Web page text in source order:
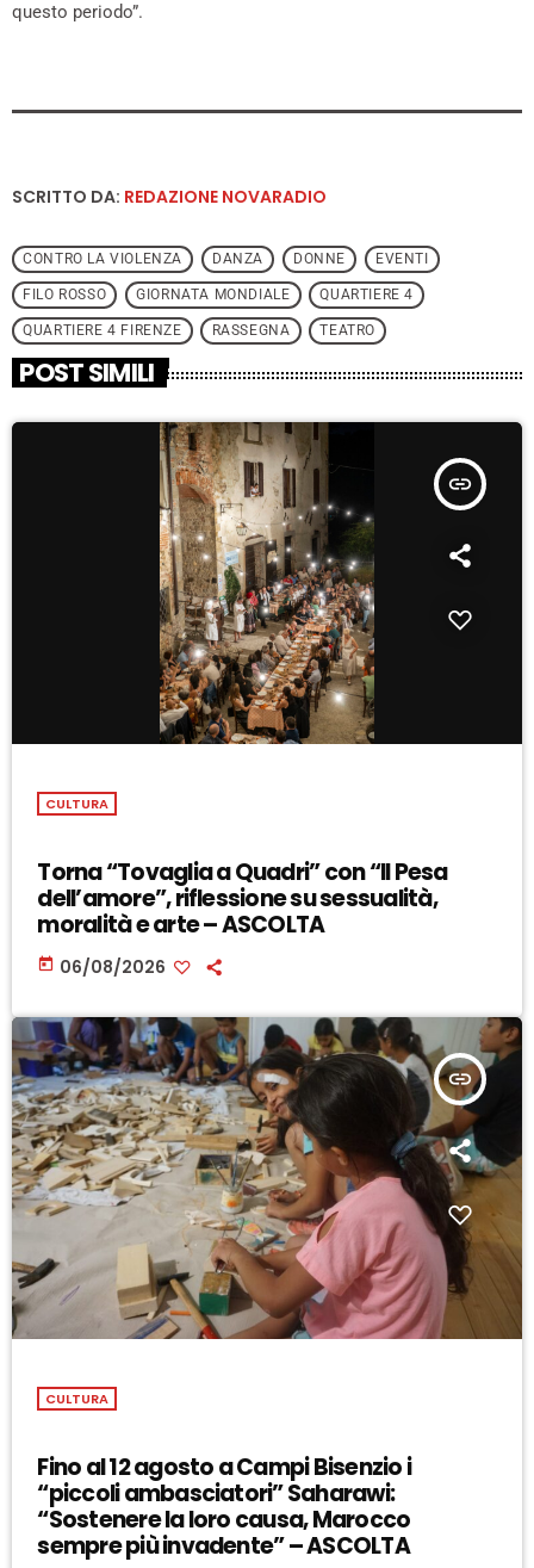
questo periodo”.
SCRITTO DA: REDAZIONE NOVARADIO
CONTRO LA VIOLENZA DANZA DONNE EVENTI
FILO ROSSO GIORNATA MONDIALE QUARTIERE 4
QUARTIERE 4 FIRENZE RASSEGNA TEATRO
POST SIMILI
insert_link
CULTURA
Torna “Tovaglia a Quadri” con “Il Pesa
dell’amore”, riflessione su sessualità,
moralità e arte – ASCOLTA
today 06/08/2026
insert_link
CULTURA
Fino al 12 agosto a Campi Bisenzio i
“piccoli ambasciatori” Saharawi:
“Sostenere la loro causa, Marocco
sempre più invadente” – ASCOLTA